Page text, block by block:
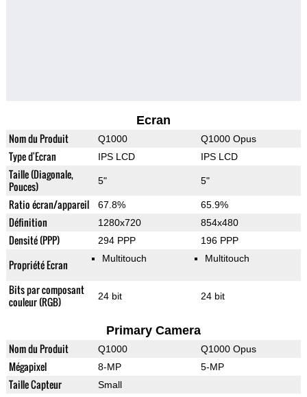
Ecran
Nom du Produit Q1000 Q1000 Opus
Type d'Ecran IPS LCD IPS LCD
Taille (Diagonale,
Pouces)
5" 5"
Ratio écran/appareil 67.8% 65.9%
Définition 1280x720 854x480
Densité (PPP) 294 PPP 196 PPP
Propriété Ecran Multitouch Multitouch
Bits par composant
couleur (RGB)
24 bit 24 bit
Primary Camera
Nom du Produit Q1000 Q1000 Opus
Mégapixel 8-MP 5-MP
Taille Capteur Small